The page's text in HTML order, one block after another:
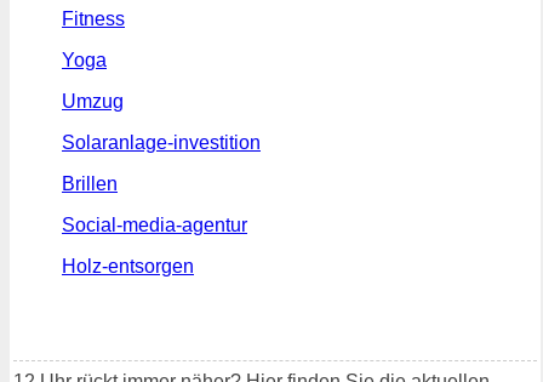
Fitness
Yoga
Umzug
Solaranlage-investition
Brillen
Social-media-agentur
Holz-entsorgen